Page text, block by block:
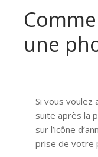
une
Si vous
suite après la
sur l’icône
prise de votre